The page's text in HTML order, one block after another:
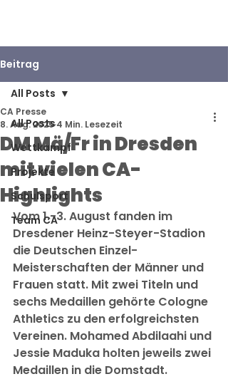
Beitrag
All Posts
Wettkampf
Projekte
Schulsport
Team CA
All Posts
DM Mä/Fr in Dresden
mit vielen CA-
Highlights
CA Presse
8. Aug. 2025 4 Min. Lesezeit
Vom 1.-3. August fanden im
Dresdener Heinz-Steyer-Stadion
die Deutschen Einzel-
Meisterschaften der Männer und
Frauen statt. Mit zwei Titeln und
sechs Medaillen gehörte Cologne
Athletics zu den erfolgreichsten
Vereinen. Mohamed Abdilaahi und
Jessie Maduka holten jeweils zwei
Medaillen in die Domstadt.